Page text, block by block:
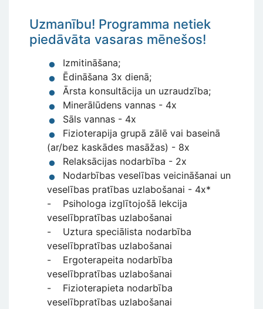
Uzmanību! Programma netiek
piedāvāta vasaras mēnešos!
Izmitināšana;
Ēdināšana 3x dienā;
Ārsta konsultācija un uzraudzība;
Minerālūdens vannas - 4x
Sāls vannas - 4x
Fizioterapija grupā zālē vai baseinā
(ar/bez kaskādes masāžas) - 8x
Relaksācijas nodarbība - 2x
Nodarbības veselības veicināšanai un
veselības pratības uzlabošanai - 4x*
- Psihologa izglītojošā lekcija
veselībpratības uzlabošanai
- Uztura speciālista nodarbība
veselībpratības uzlabošanai
- Ergoterapeita nodarbība
veselībpratības uzlabošanai
- Fizioterapieta nodarbība
veselībpratības uzlabošanai